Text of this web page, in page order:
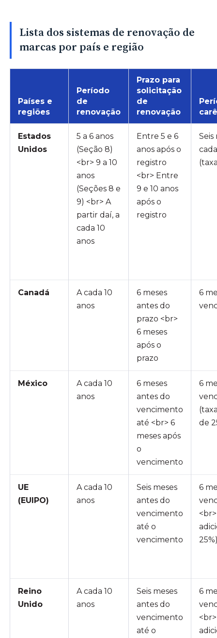
Lista dos sistemas de renovação de
marcas por país e região
Países e
regiões
Período
de
renovação
Prazo para
solicitação
de
renovação
Estados
Unidos
5 a 6 anos
(Seção 8)
<br> 9 a 10
anos
(Seções 8 e
9) <br> A
partir daí, a
cada 10
anos
Entre 5 e 6
anos após o
registro
<br> Entre
9 e 10 anos
após o
registro
Seis
Canadá
A cada 10
anos
6 meses
antes do
prazo <br>
6 meses
após o
prazo
6
México
A cada 10
anos
6 meses
antes do
vencimento
até <br> 6
meses após
o
vencimento
6
de
UE
(EUIPO)
A cada 10
anos
Seis meses
antes do
vencimento
até o
vencimento
6
Reino
Unido
A cada 10
anos
Seis meses
antes do
vencimento
até o
6